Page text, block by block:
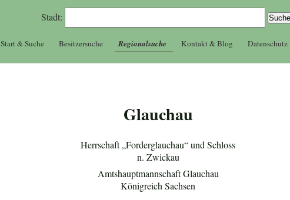
Stadt:
Start & Suche Besitzersuche Regionalsuche Kontakt & Blog Datenschutz
Glauchau
Herrschaft „Forderglauchau“ und Schloss
n. Zwickau
Amtshauptmannschaft Glauchau
Königreich Sachsen